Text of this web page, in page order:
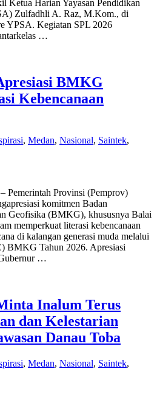
Ketua Harian Yayasan Pendidikan
Zulfadhli A. Raz, M.Kom., di
YPSA. Kegiatan SPL 2026
…
BMKG
Kebencanaan
, Medan, Nasional, Saintek,
Provinsi (Pemprov)
komitmen Badan
Geofisika (BMKG), khususnya Balai
memperkuat literasi kebencanaan
di kalangan generasi muda melalui
BMKG Tahun 2026. Apresiasi
…
Inalum Terus
dan Kelestarian
Danau Toba
, Medan, Nasional, Saintek,